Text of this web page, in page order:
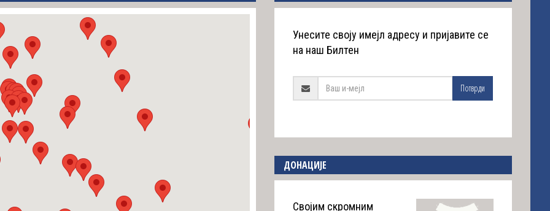
Унесите своју имејл адресу и пријавите се
на наш Билтен
Потврди
ДОНАЦИЈЕ
Својим скромним